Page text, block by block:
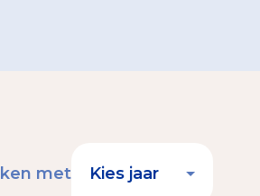
met